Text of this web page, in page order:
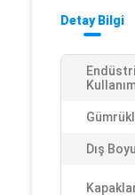
Detay Bilgi
Dış